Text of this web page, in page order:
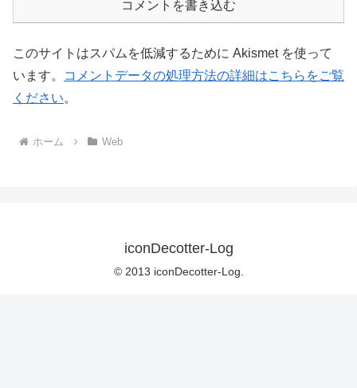
コメントを書き込む
このサイトはスパムを低減するために Akismet を使って
います。
コメントデータの処理方法の詳細はこちらをご覧
ください。
ホーム Web
iconDecotter-Log
© 2013 iconDecotter-Log.